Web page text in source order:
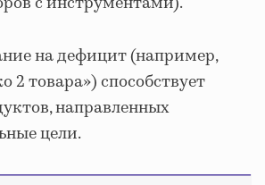
на дефицит (например,
2 товара») способствует
направленных
цели.